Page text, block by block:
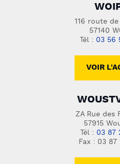
116 route
57140
Tél : 03 56
VOIR
ZA Rue des
57915
Tél : 03 87
Fax : 03 87